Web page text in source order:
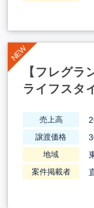
【フレグラ
ライフスタ
売上高
譲渡価格
地域
案件掲載者